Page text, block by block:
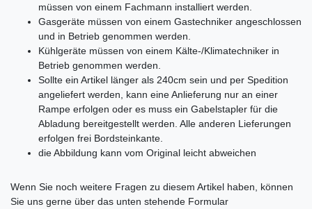
müssen von einem Fachmann installiert werden.
Gasgeräte müssen von einem Gastechniker angeschlossen
und in Betrieb genommen werden.
Kühlgeräte müssen von einem Kälte-/Klimatechniker in
Betrieb genommen werden.
Sollte ein Artikel länger als 240cm sein und per Spedition
angeliefert werden, kann eine Anlieferung nur an einer
Rampe erfolgen oder es muss ein Gabelstapler für die
Abladung bereitgestellt werden. Alle anderen Lieferungen
erfolgen frei Bordsteinkante.
die Abbildung kann vom Original leicht abweichen
Wenn Sie noch weitere Fragen zu diesem Artikel haben, können
Sie uns gerne über das unten stehende Formular